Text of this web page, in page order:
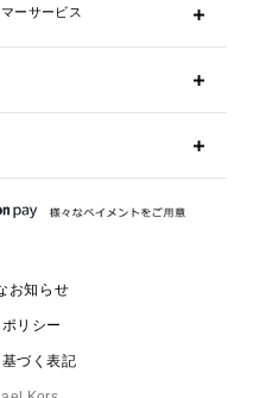
て
ース・名刺入れ
ル
ー
ア
ーサービス
？
送ってもらえますか？
のですが？
お知らせ
リシー
づく表記